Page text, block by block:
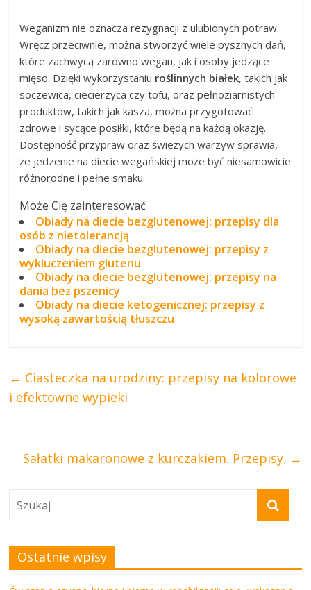
Weganizm nie oznacza rezygnacji z ulubionych potraw.
Wręcz przeciwnie, można stworzyć wiele pysznych dań,
które zachwycą zarówno wegan, jak i osoby jedzące
mięso. Dzięki wykorzystaniu roślinnych białek, takich jak
soczewica, ciecierzyca czy tofu, oraz pełnoziarnistych
produktów, takich jak kasza, można przygotować
zdrowe i sycące posiłki, które będą na każdą okazję.
Dostępność przypraw oraz świeżych warzyw sprawia,
że jedzenie na diecie wegańskiej może być niesamowicie
różnorodne i pełne smaku.
Może Cię zainteresować
Obiady na diecie bezglutenowej: przepisy dla
osób z nietolerancją
Obiady na diecie bezglutenowej: przepisy z
wykluczeniem glutenu
Obiady na diecie bezglutenowej: przepisy na
dania bez pszenicy
Obiady na diecie ketogenicznej: przepisy z
wysoką zawartością tłuszczu
← Ciasteczka na urodziny: przepisy na kolorowe
i efektowne wypieki
Sałatki makaronowe z kurczakiem. Przepisy. →
Ostatnie wpisy